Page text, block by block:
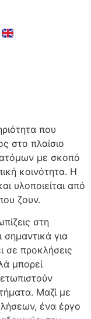
που
στο πλαίσιο
με σκοπό
κοινότητα. Η
υλοποιείται από
ζουν.
στη
σημαντικά για
σε προκλήσεις
μπορεί
Μαζί με
ένα έργο